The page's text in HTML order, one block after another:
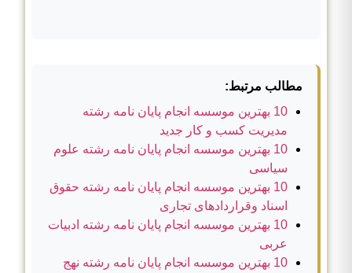
مطالب مرتبط:
10 بهترین موسسه انجام پایان نامه رشته
مدیریت کسب و کار جدید
10 بهترین موسسه انجام پایان نامه رشته علوم
سیاسی
10 بهترین موسسه انجام پایان نامه رشته حقوق
اسناد وقراردادهای تجاری
10 بهترین موسسه انجام پایان نامه رشته ادبیات
عربی
10 بهترین موسسه انجام پایان نامه رشته نهج